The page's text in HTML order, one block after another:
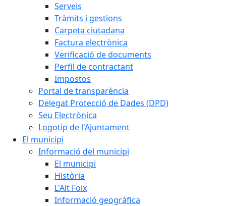
Serveis
Tràmits i gestions
Carpeta ciutadana
Factura electrònica
Verificació de documents
Perfil de contractant
Impostos
Portal de transparència
Delegat Protecció de Dades (DPD)
Seu Electrònica
Logotip de l'Ajuntament
El municipi
Informació del municipi
El municipi
Història
L'Alt Foix
Informació geogràfica